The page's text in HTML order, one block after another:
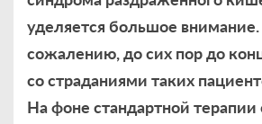
уделяется большое
сожалению, до сих пор до
со страданиями таких
На фоне стандартной терапии